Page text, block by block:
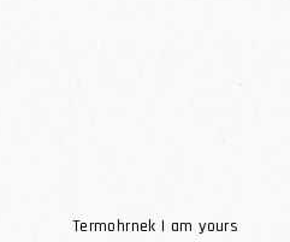
Termohrnek I am yours